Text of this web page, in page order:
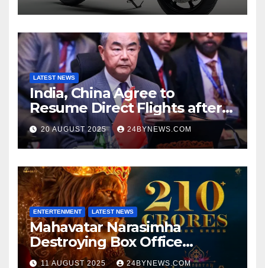
LATEST NEWS
India, China Agree to
Resume Direct Flights after
four years, Boost Business
Ties
20 AUGUST 2025 24BYNEWS.COM
ENTERTENMENT LATEST NEWS
Mahavatar Narasimha
Destroying Box Office
collections 300cr World wide
11 AUGUST 2025 24BYNEWS.COM